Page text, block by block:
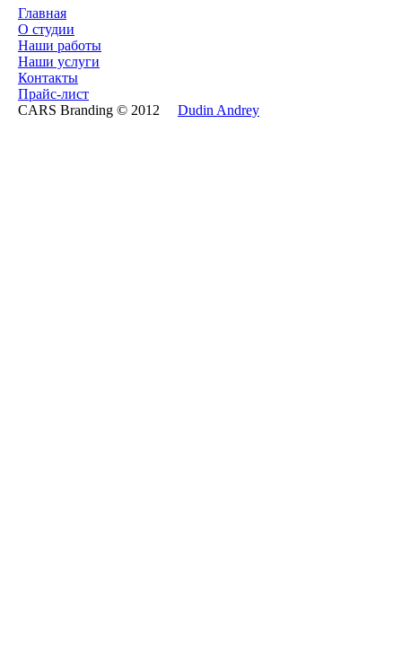
Главная
О студии
Наши работы
Наши услуги
Контакты
Прайс-лист
CARS Branding © 2012 Dudin Andrey